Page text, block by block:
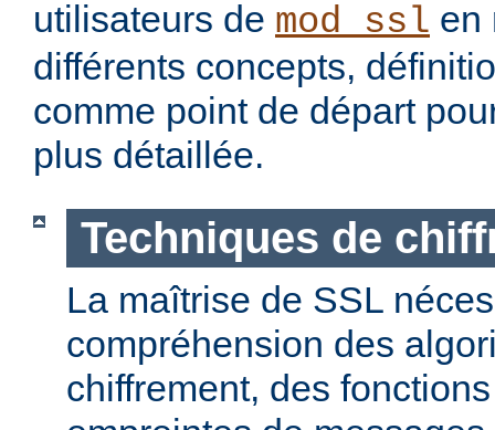
utilisateurs de mod_ssl en
différents concepts,
comme point de départ
plus détaillée.
Techniques de
La maîtrise de SSL
compréhension des
chiffrement, des